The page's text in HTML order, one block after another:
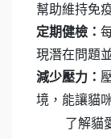
幫助維持免
定期健檢：
現潛在問題
減少壓力：
境，能讓貓
了解貓